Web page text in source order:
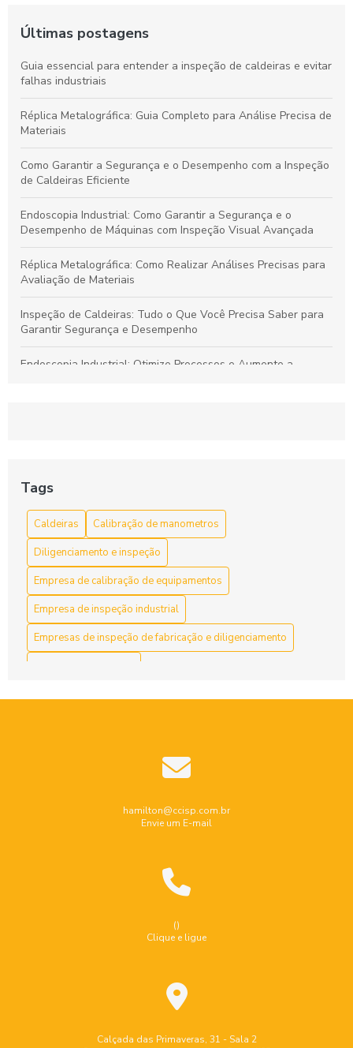
Últimas postagens
Guia essencial para entender a inspeção de caldeiras e evitar
falhas industriais
Réplica Metalográfica: Guia Completo para Análise Precisa de
Materiais
Como Garantir a Segurança e o Desempenho com a Inspeção
de Caldeiras Eficiente
Endoscopia Industrial: Como Garantir a Segurança e o
Desempenho de Máquinas com Inspeção Visual Avançada
Réplica Metalográfica: Como Realizar Análises Precisas para
Avaliação de Materiais
Inspeção de Caldeiras: Tudo o Que Você Precisa Saber para
Garantir Segurança e Desempenho
Endoscopia Industrial: Otimize Processos e Aumente a
Endoscopia Industrial: Tecnologia Avançada para Inspeção
Precisa de Tubulações e Equipamentos Complexos
Tags
Caldeiras
Calibração de manometros
Diligenciamento e inspeção
Empresa de calibração de equipamentos
Empresa de inspeção industrial
Empresas de inspeção de fabricação e diligenciamento
Ensaio não destrutivo ultrassom
Inspeção de caldeiras
Inspeção de segurança em caldeiras
Inspeção de segurança em vasos de pressão
Inspeção de tubulação industrial
Inspeção em tanques de armazenamento
Inspeção em tanques de combustível
hamilton@ccisp.com.br
Envie um E-mail
()
Clique e ligue
Calçada das Primaveras, 31 - Sala 2